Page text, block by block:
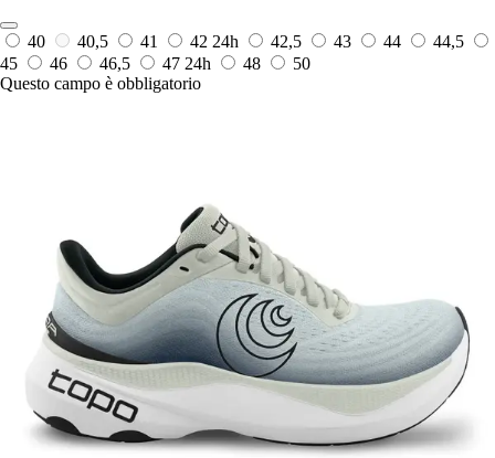
40 40,5 41 42 24h 42,5 43 44
44,5
45
46 46,5 47 24h 48
50
Questo campo è obbligatorio